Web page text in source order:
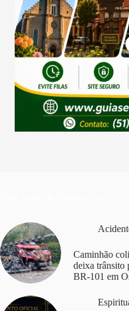
Caminhão
deixa trânsito
BR-101 em